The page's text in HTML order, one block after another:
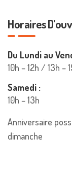
Horaires
Du Lundi au
10h – 12h / 13h –
Samedi :
10h – 13h
Anniversaire
dimanche